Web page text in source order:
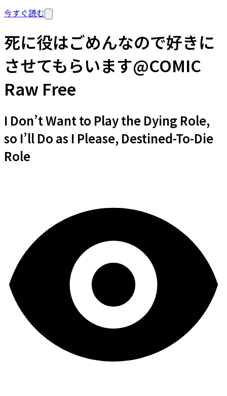
今すぐ読む
死に役はごめんなので好きに
させてもらいます@COMIC
Raw Free
I Don’t Want to Play the Dying Role,
so I’ll Do as I Please, Destined-To-Die
Role